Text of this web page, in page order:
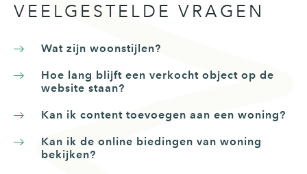
VEELGESTELDE VRAGEN
Wat zijn woonstijlen?
Hoe lang blijft een verkocht object op de
website staan?
Kan ik content toevoegen aan een woning?
Kan ik de online biedingen van woning
bekijken?